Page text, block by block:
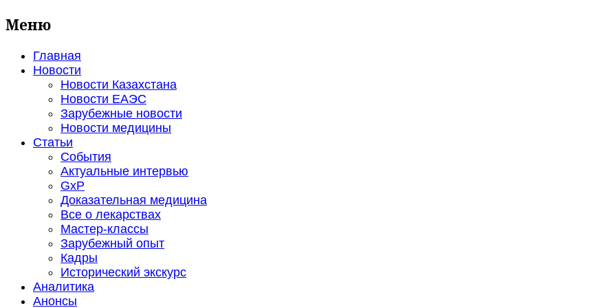
Меню
Главная
Новости
Новости Казахстана
Новости ЕАЭС
Зарубежные новости
Новости медицины
Статьи
События
Актуальные интервью
GxP
Доказательная медицина
Все о лекарствах
Мастер-классы
Зарубежный опыт
Кадры
Исторический экскурс
Аналитика
Анонсы